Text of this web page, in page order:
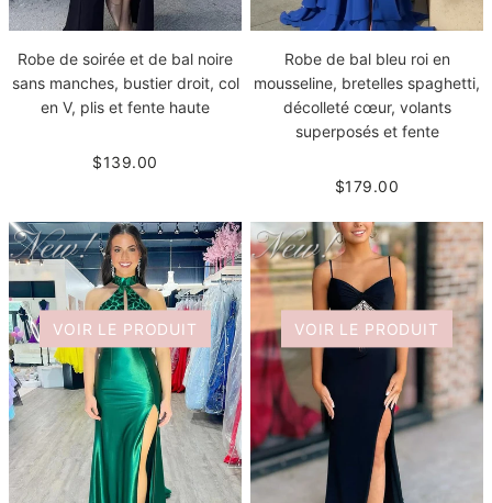
Robe de soirée et de bal noire
sans manches, bustier droit, col
en V, plis et fente haute
$139.00
Robe de bal bleu roi en
mousseline, bretelles spaghetti,
décolleté cœur, volants
superposés et fente
$179.00
VOIR LE PRODUIT VOIR LE PRODUIT